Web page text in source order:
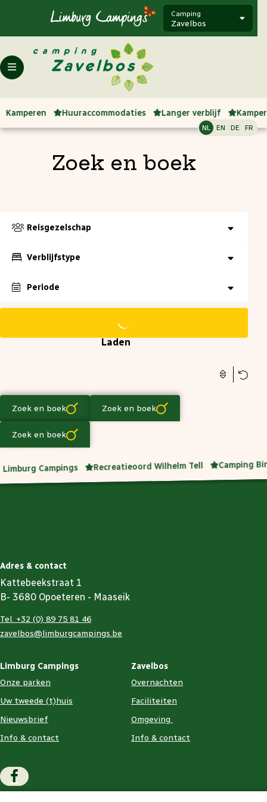
Camping
Zavelbos
NL EN DE FR
Kamperen Huuraccommodaties Langer verblijf
Zoek en boek Zoek en boek
Zoek en boek
Zoek en boek
Reisgezelschap
Verblijfstype
Periode
Laden
Limburg Campings Recreatieoord Wilhelm Tell Camping
Adres & contact
Kattebeekstraat 1
B- 3680 Opoeteren - Maaseik
Tel. +32 (0) 89 75 81 46
zavelbos@limburgcampings.be
Limburg Campings
Onze parken
Uw tweede (t)huis
Nieuwsbrief
Info & contact
Zavelbos
Overnachten
Faciliteiten
Omgeving
Info & contact